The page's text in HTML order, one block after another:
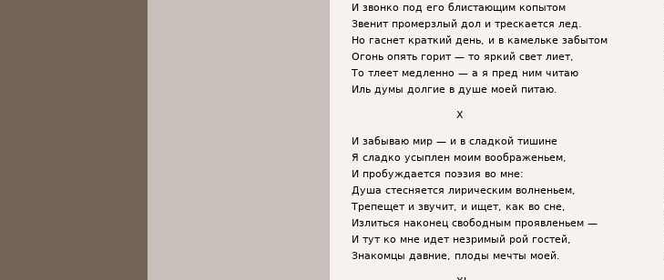
И звонко под его блистающим копытом
Звенит промерзлый дол и трескается лед.
Но гаснет краткий день, и в камельке забытом
Огонь опять горит — то яркий свет лиет,
То тлеет медленно — а я пред ним читаю
Иль думы долгие в душе моей питаю.
X
И забываю мир — и в сладкой тишине
Я сладко усыплен моим воображеньем,
И пробуждается поэзия во мне:
Душа стесняется лирическим волненьем,
Трепещет и звучит, и ищет, как во сне,
Излиться наконец свободным проявленьем —
И тут ко мне идет незримый рой гостей,
Знакомцы давние, плоды мечты моей.